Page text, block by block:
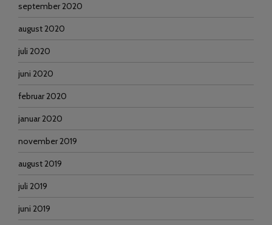
september 2020
august 2020
juli 2020
juni 2020
februar 2020
januar 2020
november 2019
august 2019
juli 2019
juni 2019